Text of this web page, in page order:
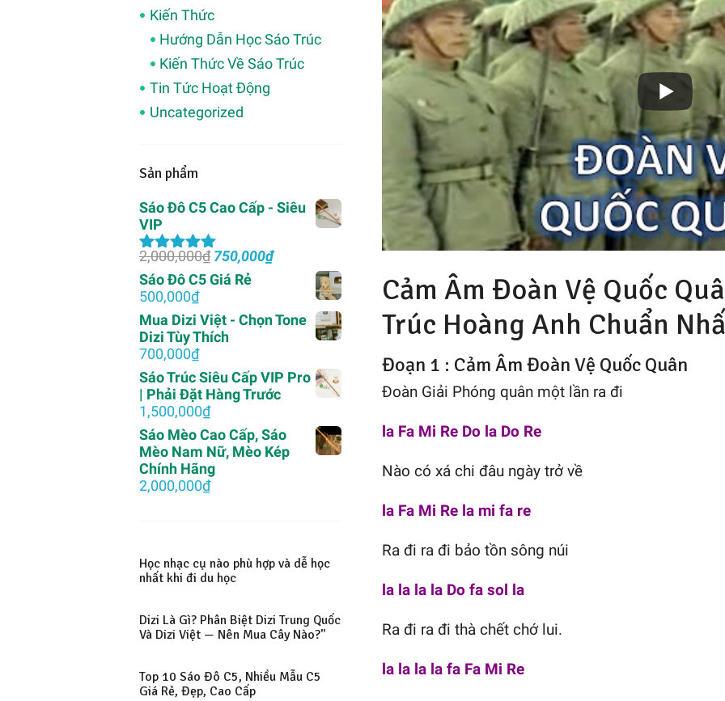
Cảm Âm Đoàn Vệ Quốc
Trúc Hoàng Anh Chuẩn
Đoạn 1 : Cảm Âm Đoàn Vệ Quốc Quân
Đoàn Giải Phóng quân một lần ra đi
la Fa Mi Re Do la Do Re
Nào có xá chi đâu ngày trở về
la Fa Mi Re la mi fa re
Ra đi ra đi bảo tồn sông núi
la la la la Do fa sol la
Ra đi ra đi thà chết chớ lui.
la la la la fa Fa Mi Re
Kiến Thức
Hướng Dẫn Học Sáo Trúc
Kiến Thức Về Sáo Trúc
Tin Tức Hoạt Động
Uncategorized
Sản phẩm
Sáo Đô C5 Cao Cấp - Siêu
VIP
Được xếp
hạng5.005
sao
2,000,000₫ Giá
gốc
là:
750,000₫Giá
750,000₫.
Sáo Đô C5 Giá Rẻ
500,000₫
Mua Dizi Việt - Chọn Tone
Dizi Tùy Thích
700,000₫
Sáo Trúc Siêu Cấp VIP Pro
| Phải Đặt Hàng Trước
1,500,000₫
Sáo Mèo Cao Cấp, Sáo
Mèo Nam Nữ, Mèo Kép
Chính Hãng
2,000,000₫
Học nhạc cụ nào phù hợp và dễ học
nhất khi đi du học
Dizi Là Gì? Phân Biệt Dizi Trung Quốc
Và Dizi Việt — Nên Mua Cây Nào?"
Top 10 Sáo Đô C5, Nhiều Mẫu C5
Giá Rẻ, Đẹp, Cao Cấp